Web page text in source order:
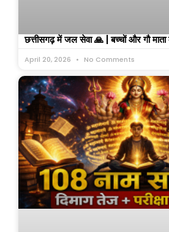
छत्तीसगढ़ में जल सेवा 🙏 | बच्चों और गौ माता
April 20, 2026 No Comments